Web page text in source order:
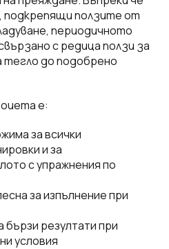
подкрепящи ползите от
периодичното
с редица ползи за
тегло до подобрено
е:
за всички
и за
с упражнения по
за изпълнение при
бързи резултати при
условия